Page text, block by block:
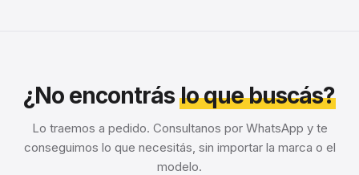
¿No encontráslo que buscás?
Lo traemos a pedido. Consultanos por WhatsApp y te
conseguimos lo que necesitás, sin importar la marca o el
modelo.